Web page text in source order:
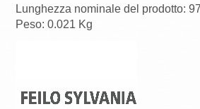
Lunghezza nominale del prodotto:
Peso: 0.021 Kg